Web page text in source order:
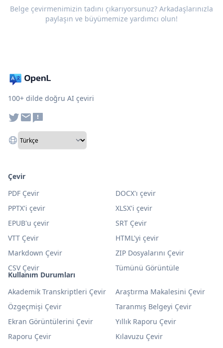
Belge çevirmenimizin tadını çıkarıyorsunuz? Arkadaşlarınızla
paylaşın ve büyümemize yardımcı olun!
100+ dilde doğru AI çeviri
Kullanım Durumları
Akademik Transkriptleri Çevir
Araştırma Makalesini Çevir
Özgeçmişi Çevir
Taranmış Belgeyi Çevir
Ekran Görüntülerini Çevir
Yıllık Raporu Çevir
Raporu Çevir
Kılavuzu Çevir
Çevir
PDF Çevir
DOCX'ı çevir
PPTX'i çevir
XLSX'i çevir
EPUB'u çevir
SRT Çevir
VTT Çevir
HTML'yi çevir
Markdown Çevir
ZIP Dosyalarını Çevir
CSV Çevir
Tümünü Görüntüle